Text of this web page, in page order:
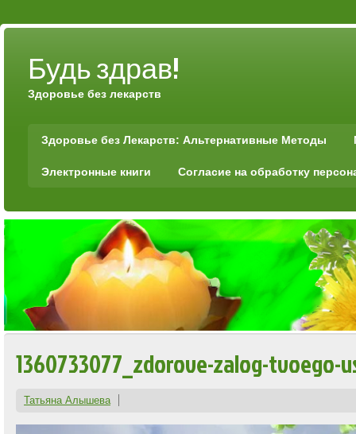
Будь здрав!
Здоровье без лекарств
Здоровье без Лекарств: Альтернативные Методы
Электронные книги Согласие на обработку
1360733077_zdorove-zalog-tvoego-
Татьяна Алышева